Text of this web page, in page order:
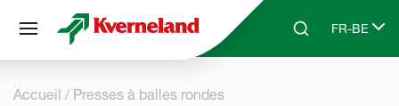
Skip to main content
SearchFR-BE
Select
Accueil
Presses à balles rondes
Panneau de gestion des cookies